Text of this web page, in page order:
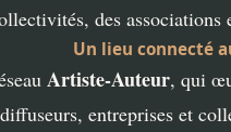
des
Un lieu connecté
Artiste-Auteur, qui
entreprises et